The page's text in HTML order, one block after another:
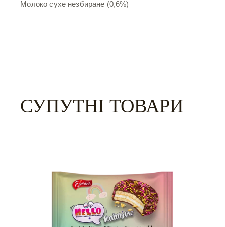
Молоко сухе незбиране (0,6%)
СУПУТНІ ТОВАРИ